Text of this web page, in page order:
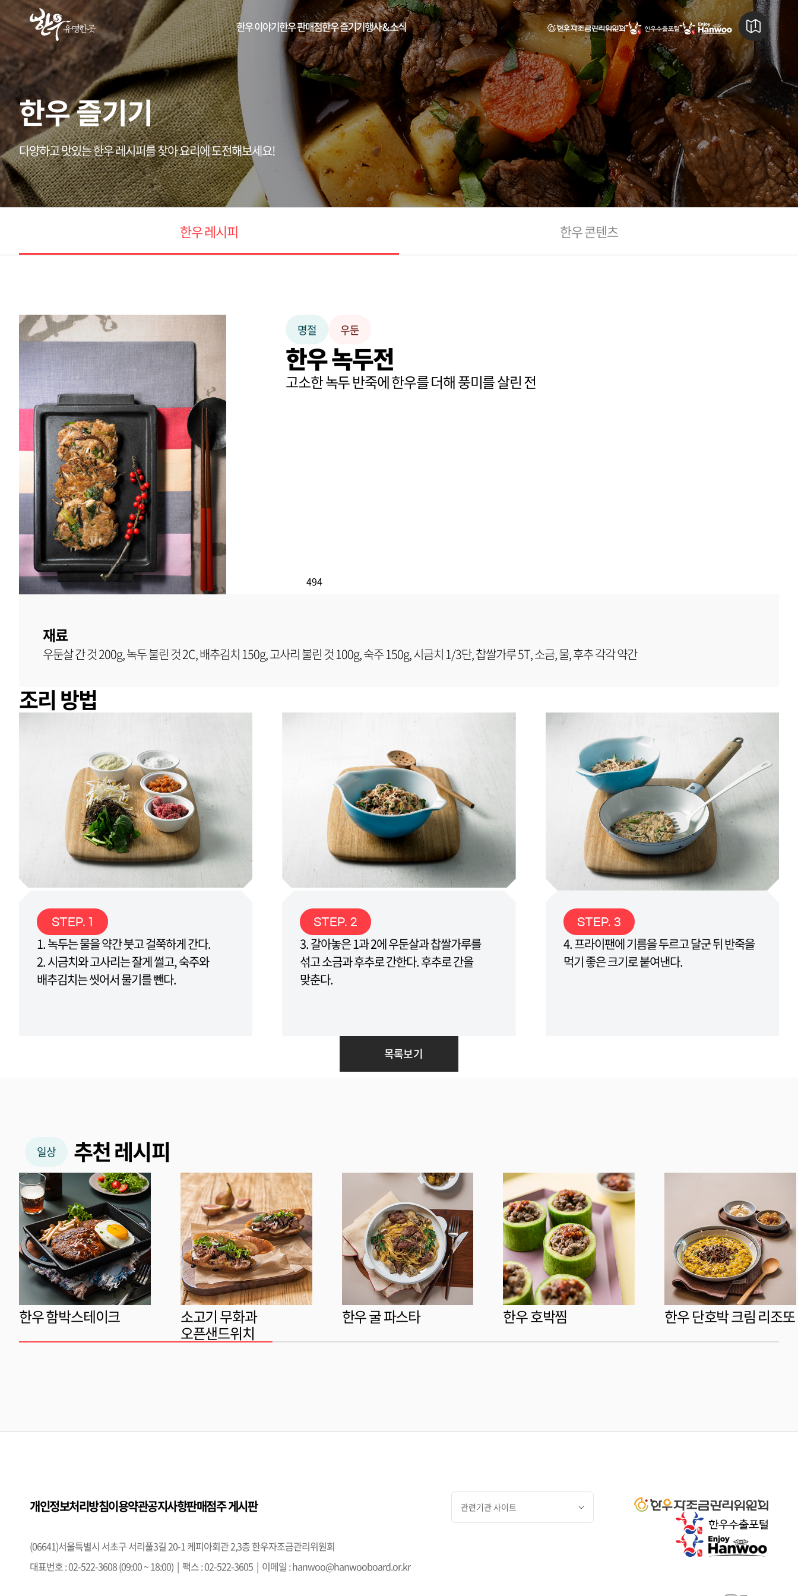
한우 이야기한우 판매점한우 즐기기행사 & 소식
한우 즐기기
다양하고 맛있는 한우 레시피를 찾아 요리에 도전해보세요!
한우 레시피 한우 콘텐츠
명절 우둔
한우 녹두전
고소한 녹두 반죽에 한우를 더해 풍미를 살린 전
494
재료
우둔살 간 것 200g, 녹두 불린 것 2C, 배추김치 150g, 고사리 불린 것 100g, 숙주 150g, 시금치 1/3단, 찹쌀가루 5T, 소금, 물, 후추 각각 약간
조리 방법
STEP. 1
1. 녹두는 물을 약간 붓고 걸쭉하게 간다.
2. 시금치와 고사리는 잘게 썰고, 숙주와
배추김치는 씻어서 물기를 뺀다.
STEP. 2
3. 갈아놓은 1과 2에 우둔살과 찹쌀가루를
섞고 소금과 후추로 간한다. 후추로 간을
맞춘다.
STEP. 3
4. 프라이팬에 기름을 두르고 달군 뒤 반죽을
먹기 좋은 크기로 붙여낸다.
목록보기
일상 추천 레시피
한우 함박스테이크 소고기 무화과
오픈샌드위치
한우 굴 파스타 한우 호박찜 한우 단호박 크림 리조또
개인정보처리방침이용약관공지사항판매점주 게시판
(06641)서울특별시 서초구 서리풀3길 20-1 케피아회관 2,3층 한우자조금관리위원회
대표번호 : 02-522-3608 (09:00 ~ 18:00) | 팩스 : 02-522-3605 | 이메일 : hanwoo@hanwooboard.or.kr
관련기관 사이트